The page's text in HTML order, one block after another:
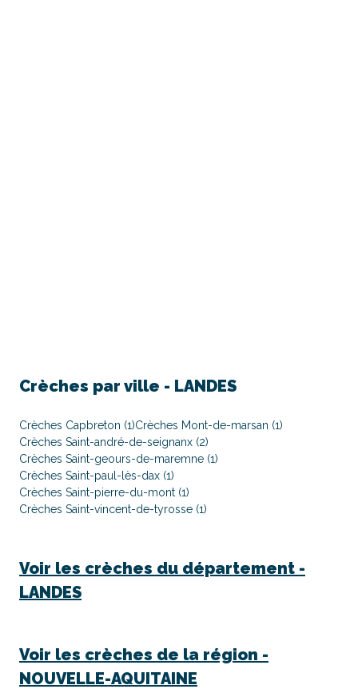
Crèches par ville - LANDES
Crèches Capbreton (1)Crèches Mont-de-marsan (1)
Crèches Saint-andré-de-seignanx (2)
Crèches Saint-geours-de-maremne (1)
Crèches Saint-paul-lès-dax (1)
Crèches Saint-pierre-du-mont (1)
Crèches Saint-vincent-de-tyrosse (1)
Voir les crèches du département -
LANDES
Voir les crèches de la région -
NOUVELLE-AQUITAINE